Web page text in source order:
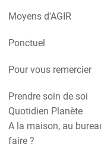
Moyens d'AGIR
Ponctuel
Pour vous remercier
Prendre soin de soi
Quotidien Planète
A la maison, au
faire ?